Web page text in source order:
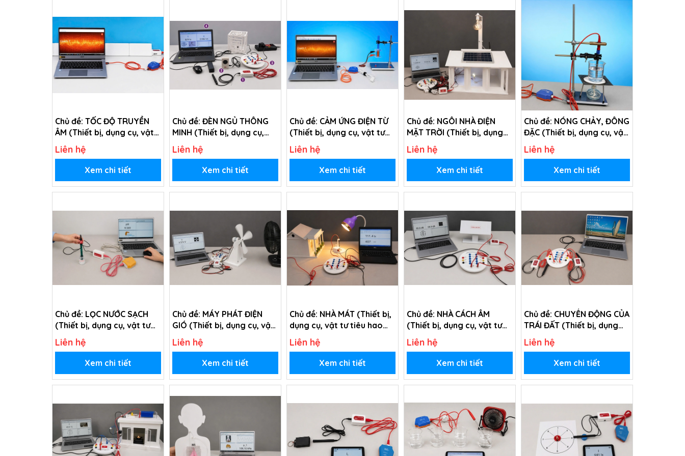
Chủ đề: TỐC ĐỘ TRUYỀN
ÂM (Thiết bị, dụng cụ, vật
tư tiêu hao chủ đề Tốc độ
truyền âm - Lớp 12)
Liên hệ
Xem chi tiết
Chủ đề: ĐÈN NGỦ THÔNG
MINH (Thiết bị, dụng cụ,
vật tư tiêu hao chủ đề Đèn
ngủ thông minh - lớp 9)
Liên hệ
Xem chi tiết
Chủ đề: CẢM ỨNG ĐIỆN TỪ
(Thiết bị, dụng cụ, vật tư
tiêu hao chủ đề Cảm ứng
điện từ - Lớp 11)
Liên hệ
Xem chi tiết
Chủ đề: NGÔI NHÀ ĐIỆN
MẶT TRỜI (Thiết bị, dụng
cụ, vật tư tiêu hao trong
chủ đề Ngôi nhà điện Mặt
Trời - lớp 5)
Liên hệ
Xem chi tiết
Chủ đề: NÓNG CHẢY, ĐÔNG
ĐẶC (Thiết bị, dụng cụ, vật
tư tiêu hao chủ đề Nóng
chảy, đông đặc - Lớp 10)
Liên hệ
Xem chi tiết
Chủ đề: LỌC NƯỚC SẠCH
(Thiết bị, dụng cụ, vật tư
tiêu hao trong chủ đề Lọc
nước sạch - lớp 5)
Liên hệ
Xem chi tiết
Chủ đề: MÁY PHÁT ĐIỆN
GIÓ (Thiết bị, dụng cụ, vật
tư tiêu hao trong chủ đề
Máy phát điện gió - lớp 4)
Liên hệ
Xem chi tiết
Chủ đề: NHÀ MÁT (Thiết bị,
dụng cụ, vật tư tiêu hao
trong chủ đề Nhà mát - lớp
4)
Liên hệ
Xem chi tiết
Chủ đề: NHÀ CÁCH ÂM
(Thiết bị, dụng cụ, vật tư
tiêu hao trong chủ đề Nhà
cách âm - lớp 4)
Liên hệ
Xem chi tiết
Chủ đề: CHUYỂN ĐỘNG CỦA
TRÁI ĐẤT (Thiết bị, dụng
cụ, vật tư tiêu hao trong
chủ đề Chuyển động của
Trái Đất - lớp 3)
Liên hệ
Xem chi tiết